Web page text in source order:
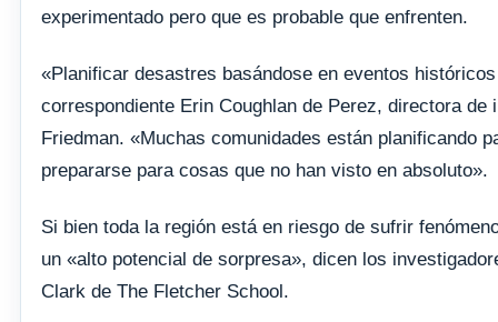
experimentado pero que es probable que enfrenten.
«Planificar desastres basándose en eventos
correspondiente Erin Coughlan de Perez, directora
Friedman. «Muchas comunidades están planificando
prepararse para cosas que no han visto en absoluto».
Si bien toda la región está en riesgo de sufrir
un «alto potencial de sorpresa», dicen los
Clark de The Fletcher School.